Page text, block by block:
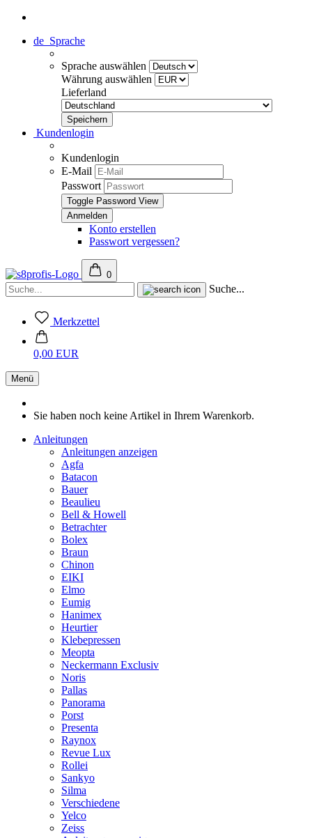
de Sprache
Sprache auswählen
Währung auswählen
Lieferland
Kundenlogin
Kundenlogin
E-Mail
Passwort
Toggle Password View
Konto erstellen
Passwort vergessen?
0
Suche...
Merkzettel
0,00 EUR
Menü
Sie haben noch keine Artikel in Ihrem Warenkorb.
Anleitungen
Anleitungen anzeigen
Agfa
Batacon
Bauer
Beaulieu
Bell & Howell
Betrachter
Bolex
Braun
Chinon
EIKI
Elmo
Eumig
Hanimex
Heurtier
Klebepressen
Meopta
Neckermann Exclusiv
Noris
Pallas
Panorama
Porst
Presenta
Raynox
Revue Lux
Rollei
Sankyo
Silma
Verschiedene
Yelco
Zeiss